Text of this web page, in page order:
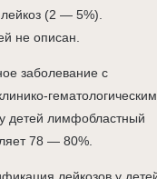
(2 — 5%).
не описан.
заболевание с
детей лимфобластный
78 — 80%.